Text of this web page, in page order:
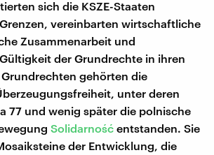
sich die KSZE-Staaten
vereinbarten wirtschaftliche
Zusammenarbeit und
der Grundrechte in ihren
gehörten die
unter deren
77 und wenig später die polnische
Solidarność entstanden. Sie
der Entwicklung, die